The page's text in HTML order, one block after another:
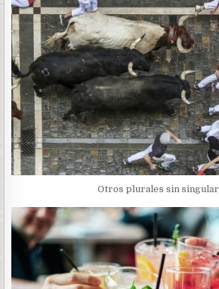
Otros plurales sin singular